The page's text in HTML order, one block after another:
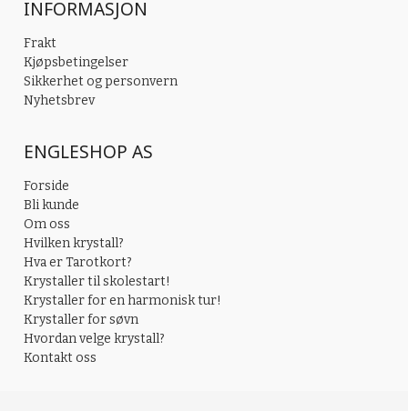
INFORMASJON
Frakt
Kjøpsbetingelser
Sikkerhet og personvern
Nyhetsbrev
ENGLESHOP AS
Forside
Bli kunde
Om oss
Hvilken krystall?
Hva er Tarotkort?
Krystaller til skolestart!
Krystaller for en harmonisk tur!
Krystaller for søvn
Hvordan velge krystall?
Kontakt oss